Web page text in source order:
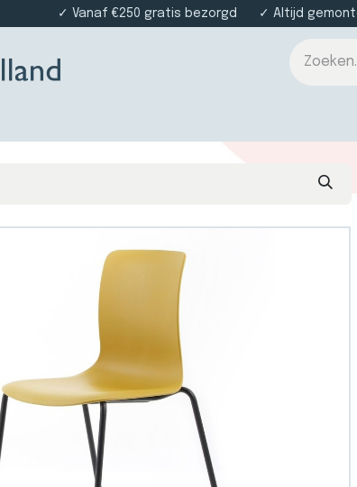
✓ Vanaf €250 gratis bezorgd ✓ Altijd